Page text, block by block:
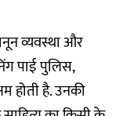
व्यवस्था और
पाई पुलिस,
होती है. उनकी